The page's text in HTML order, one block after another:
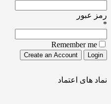
رمز عبور
*
Remember me
نماد های اعتماد